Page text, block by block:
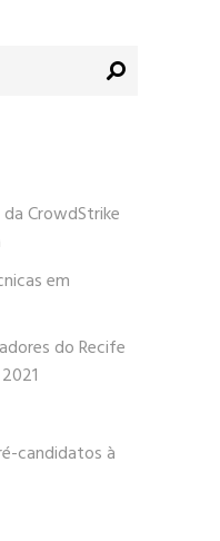
CrowdStrike
em
do Recife
candidatos à